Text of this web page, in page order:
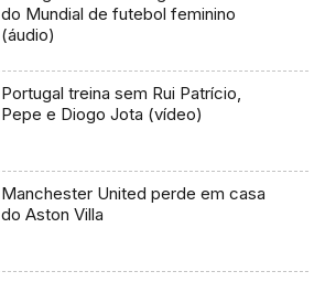
do Mundial de futebol feminino
(áudio)
Portugal treina sem Rui Patrício,
Pepe e Diogo Jota (vídeo)
Manchester United perde em casa
do Aston Villa